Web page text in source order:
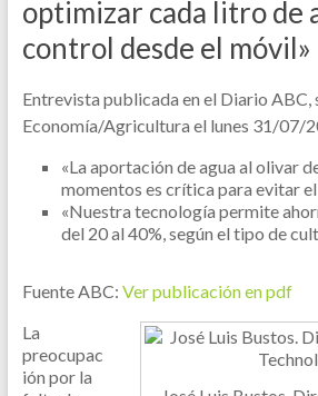
optimizar cada litro de
control desde el móvil»
Entrevista publicada en el Diario ABC,
Economía/Agricultura el lunes 31/07/
«La aportación de agua al olivar
momentos es crítica para evitar
«Nuestra tecnología permite
del 20 al 40%, según el tipo de
Fuente ABC: Ver publicación en pdf
La
preocupac
ión por la